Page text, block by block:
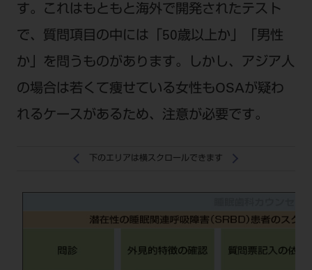
す。これはもともと海外で開発されたテスト
で、質問項目の中には「50歳以上か」「男性
か」を問うものがあります。しかし、アジア人
の場合は若くて痩せている女性もOSAが疑わ
れるケースがあるため、注意が必要です。
下のエリアは横スクロールできます